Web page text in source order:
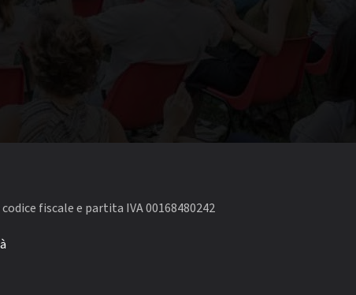
fiscale e partita IVA 00168480242